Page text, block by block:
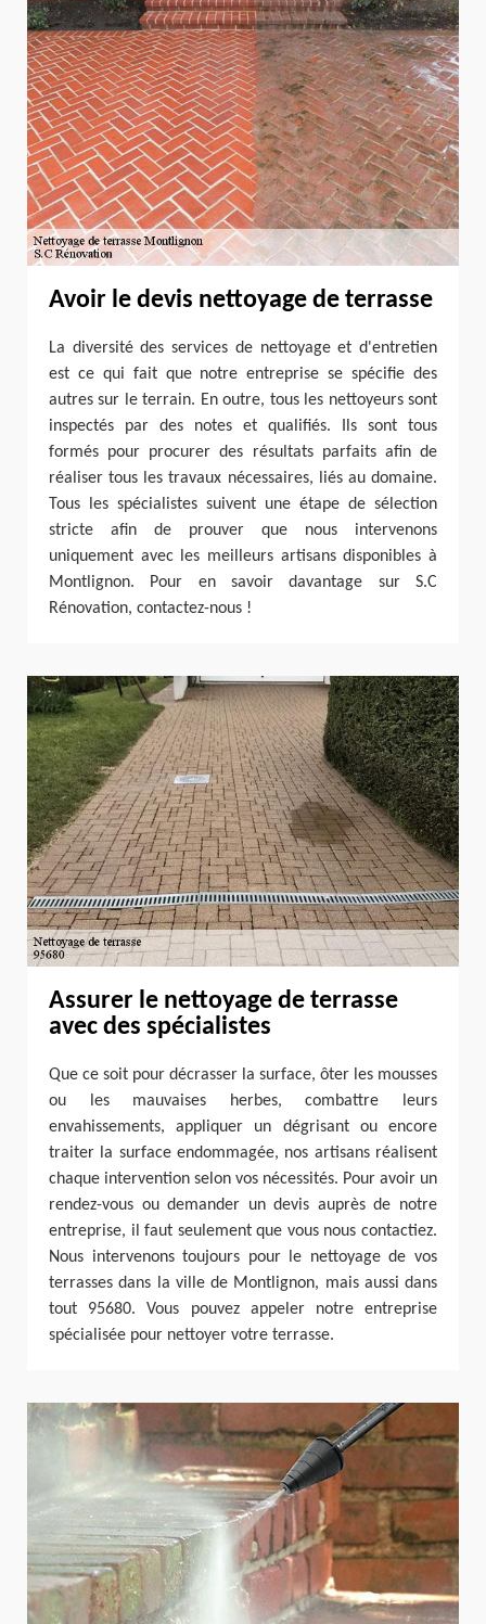
Avoir le devis nettoyage de terrasse
La diversité des services de nettoyage et d'entretien
est ce qui fait que notre entreprise se spécifie des
autres sur le terrain. En outre, tous les nettoyeurs sont
inspectés par des notes et qualifiés. Ils sont tous
formés pour procurer des résultats parfaits afin de
réaliser tous les travaux nécessaires, liés au domaine.
Tous les spécialistes suivent une étape de sélection
stricte afin de prouver que nous intervenons
uniquement avec les meilleurs artisans disponibles à
Montlignon. Pour en savoir davantage sur S.C
Rénovation, contactez-nous !
Assurer le nettoyage de terrasse
avec des spécialistes
Que ce soit pour décrasser la surface, ôter les mousses
ou les mauvaises herbes, combattre leurs
envahissements, appliquer un dégrisant ou encore
traiter la surface endommagée, nos artisans réalisent
chaque intervention selon vos nécessités. Pour avoir un
rendez-vous ou demander un devis auprès de notre
entreprise, il faut seulement que vous nous contactiez.
Nous intervenons toujours pour le nettoyage de vos
terrasses dans la ville de Montlignon, mais aussi dans
tout 95680. Vous pouvez appeler notre entreprise
spécialisée pour nettoyer votre terrasse.